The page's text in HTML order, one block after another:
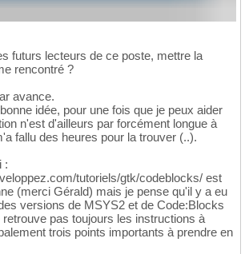
futurs lecteurs de ce poste, mettre la
rencontré ?
avance.
idée, pour une fois que je peux aider
n'est d'ailleurs par forcément longue à
fallu des heures pour la trouver (..).
:
tutoriels/gtk/codeblocks/ est
(merci Gérald) mais je pense qu'il y a eu
versions de MSYS2 et de Code:Blocks
pas toujours les instructions à
trois points importants à prendre en